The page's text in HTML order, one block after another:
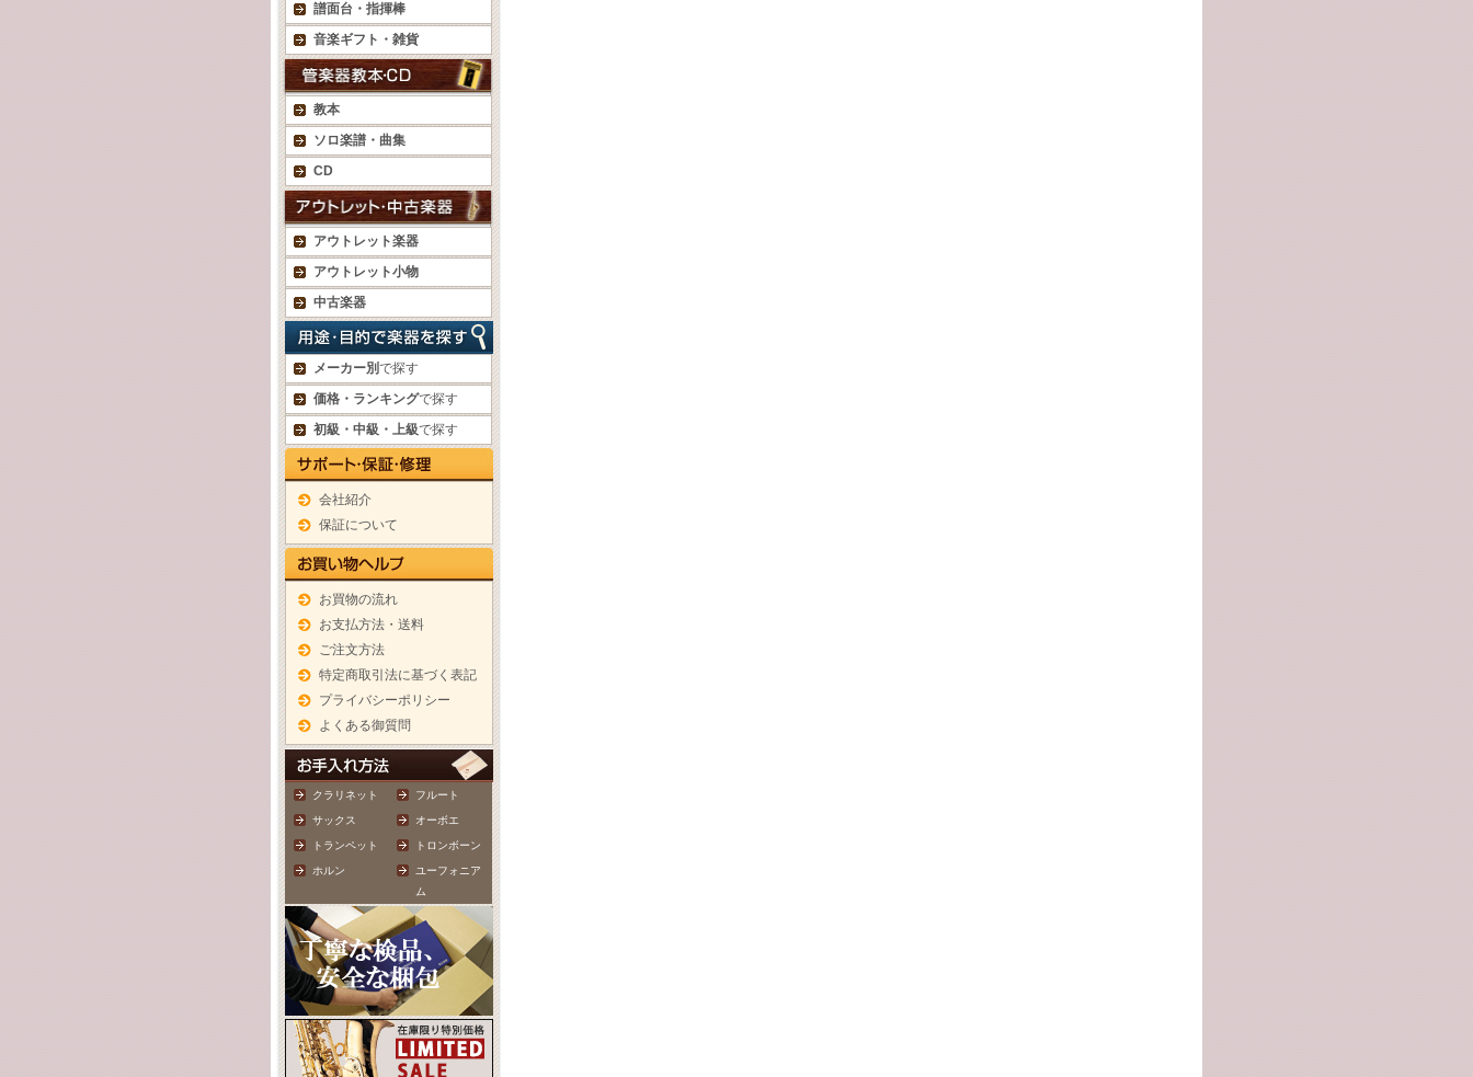
譜面台・指揮棒
音楽ギフト・雑貨
教本
ソロ楽譜・曲集
CD
アウトレット楽器
アウトレット小物
中古楽器
メーカー別で探す
価格・ランキングで探す
初級・中級・上級で探す
会社紹介
保証について
お買物の流れ
お支払方法・送料
ご注文方法
特定商取引法に基づく表記
プライバシーポリシー
よくある御質問
クラリネット フルート
サックス オーボエ
トランペット トロンボーン
ホルン
ユーフォニア
ム